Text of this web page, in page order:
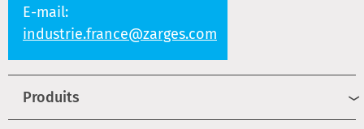
E-mail:
industrie.france@zarges.com
Produits